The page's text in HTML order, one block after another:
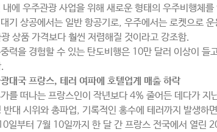
에 우주관광 사업을 위해 새로운 형태의 우주비행체
기 상공에서는 일반 항공기로, 우주에서는 로켓으로
상품 가격보다 훨씬 저렴해질 것이라고 강조함.
력을 경험할 수 있는 탄도비행은 10만 달러 이상이 들
대국 프랑스, 테러 여파에 호텔업계 매출 하락
를 떠나는 프랑스인이 작년보다 4% 줄어든 데다가 지
반대 시위와 총파업, 기록적인 홍수에 테러까지 발생하
일부터 7월 10일까지 한 달 간 프랑스 전국에서 열린